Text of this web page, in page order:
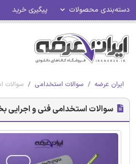
دسته‌بندی محصولات پیگیری خرید
ایران عرضه سوالات استخدامی
سوالات استخدامی فنی و